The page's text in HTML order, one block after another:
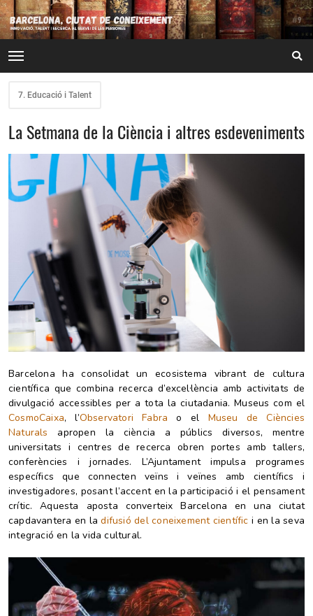
7. Educació i Talent
La Setmana de la Ciència i altres esdeveniments
Barcelona ha consolidat un ecosistema vibrant de cultura
científica que combina recerca d’excel·lència amb activitats de
divulgació accessibles per a tota la ciutadania. Museus com el
CosmoCaixa, l’Observatori Fabra o el Museu de Ciències
Naturals apropen la ciència a públics diversos, mentre
universitats i centres de recerca obren portes amb tallers,
conferències i jornades. L’Ajuntament impulsa programes
específics que connecten veïns i veïnes amb científics i
investigadores, posant l’accent en la participació i el pensament
crític. Aquesta aposta converteix Barcelona en una ciutat
capdavantera en ladifusió del coneixement científic i en la seva
integració en la vida cultural.